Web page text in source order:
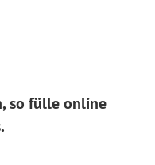
so fülle online